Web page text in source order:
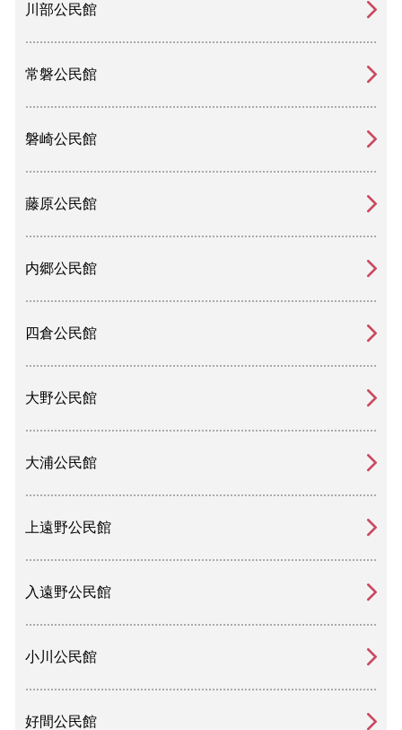
川部公民館
常磐公民館
磐崎公民館
藤原公民館
内郷公民館
四倉公民館
大野公民館
大浦公民館
上遠野公民館
入遠野公民館
小川公民館
好間公民館